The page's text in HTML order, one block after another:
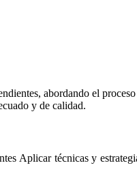
abordando el
y de calidad.
Aplicar técnicas y